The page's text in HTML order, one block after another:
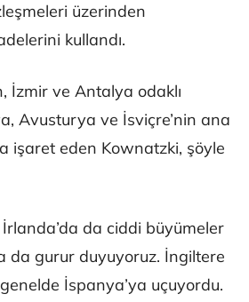
üzerinden
kullandı.
İzmir ve Antalya odaklı
Avusturya ve İsviçre’nin ana
işaret eden Kownatzki, şöyle
İrlanda’da da ciddi büyümeler
da gurur duyuyoruz. İngiltere
İspanya’ya uçuyordu.